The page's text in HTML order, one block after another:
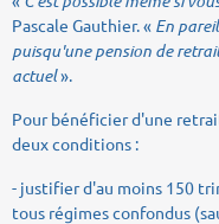
Pascale Gauthier. « En
puisqu'une pension de
actuel».
Pour bénéficier d'une
deux conditions :
- justifier d'au moins 150
tous régimes confondus